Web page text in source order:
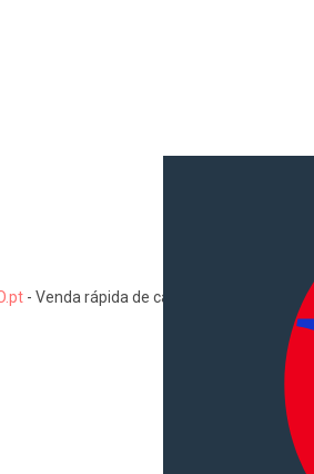
- Venda rápida de carros, motas,